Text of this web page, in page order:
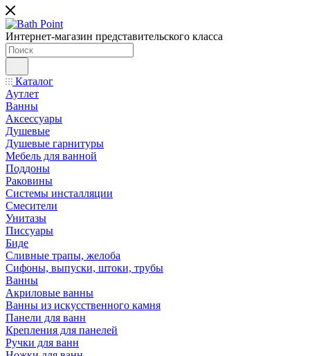
Интернет-магазин представительского класса
Каталог
Аутлет
Ванны
Аксессуары
Душевые
Душевые гарнитуры
Мебель для ванной
Поддоны
Раковины
Системы инсталляции
Смесители
Унитазы
Писсуары
Биде
Сливные трапы, желоба
Сифоны, выпуски, штоки, трубы
Ванны
Акриловые ванны
Ванны из искусственного камня
Панели для ванн
Крепления для панелей
Ручки для ванн